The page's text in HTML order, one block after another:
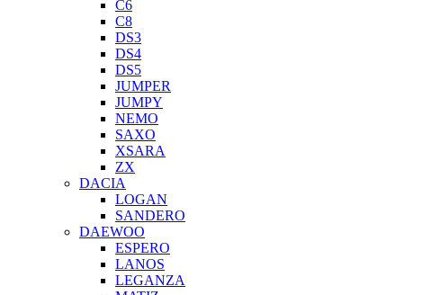
C6
C8
DS3
DS4
DS5
JUMPER
JUMPY
NEMO
SAXO
XSARA
ZX
DACIA
LOGAN
SANDERO
DAEWOO
ESPERO
LANOS
LEGANZA